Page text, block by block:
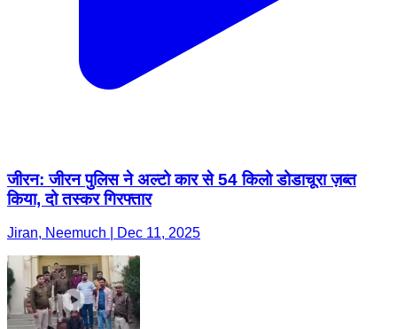
जीरन: जीरन पुलिस ने अल्टो कार से 54 किलो डोडाचूरा ज़ब्त
किया, दो तस्कर गिरफ्तार
Jiran, Neemuch | Dec 11, 2025